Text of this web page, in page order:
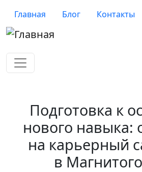
Верхнее меню
Главная Блог Контакты
Подготовка к
нового навыка:
на карьерный
в